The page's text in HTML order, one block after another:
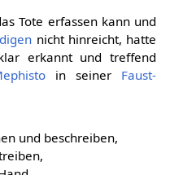
Tote erfassen kann und
nicht hinreicht, hatte
erkannt und treffend
in seiner Faust-
und beschreiben,